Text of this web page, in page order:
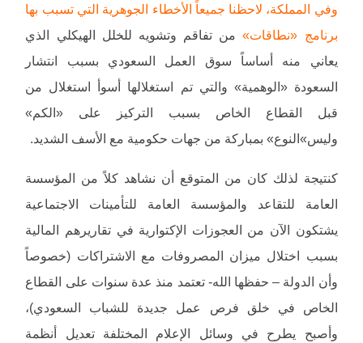
وفي المملكة، لاحظنا جميعاً الأخطاء الجوهرية التي تسبب بها
برنامج «نطاقات»من تفاقم وتشويه للخلل الهيكلي الذي
يعاني منه أساساً سوق العمل السعودي بسبب انتشار
السعودة «الوهمية» والتي تم استغلالها أسوأ استغلال من
قبل القطاع الخاص بسبب التركيز على «الكم»
وليس»النوع» بمباركة من جهات حكومية مع الأسف الشديد.
كنتيجة لذلك كان من المتوقع أن نشاهد كلاً من المؤسسة
العامة للتقاعد والمؤسسة العامة للتأمينات الاجتماعية
يشتكون الآن من العجوزات الإكتوارية في تقاريرهم المالية
بسبب اختلال ميزان المصروفات مع الاشتراكات (خصوصاً
وأن الدولة – حفظها الله- تعتمد منذ عدة سنوات على القطاع
الخاص في خلق فرص عمل جديدة للشباب السعودي)،
وأصبح يطرح في وسائل الإعلام المختلفة تعديل أنظمة